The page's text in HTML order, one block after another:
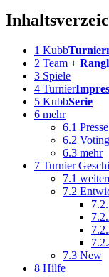
1 Kubb
2 Team +
3 Spiele
4 Turnier
5 KubbSerie
6 mehr
6.1 Presse
6.2 Voting
6.3 mehr
7 Turnier
7.1
7.2
7.3 New
8 Hilfe